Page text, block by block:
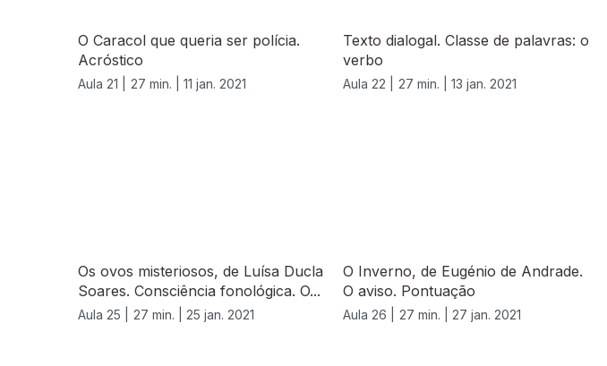
O Caracol que queria ser polícia.
Acróstico
Aula 21 | 27 min. | 11 jan. 2021
Texto dialogal. Classe de palavras: o
verbo
Aula 22 | 27 min. | 13 jan. 2021
Os ovos misteriosos, de Luísa Ducla
Soares. Consciência fonológica. O...
Aula 25 | 27 min. | 25 jan. 2021
O Inverno, de Eugénio de Andrade.
O aviso. Pontuação
Aula 26 | 27 min. | 27 jan. 2021